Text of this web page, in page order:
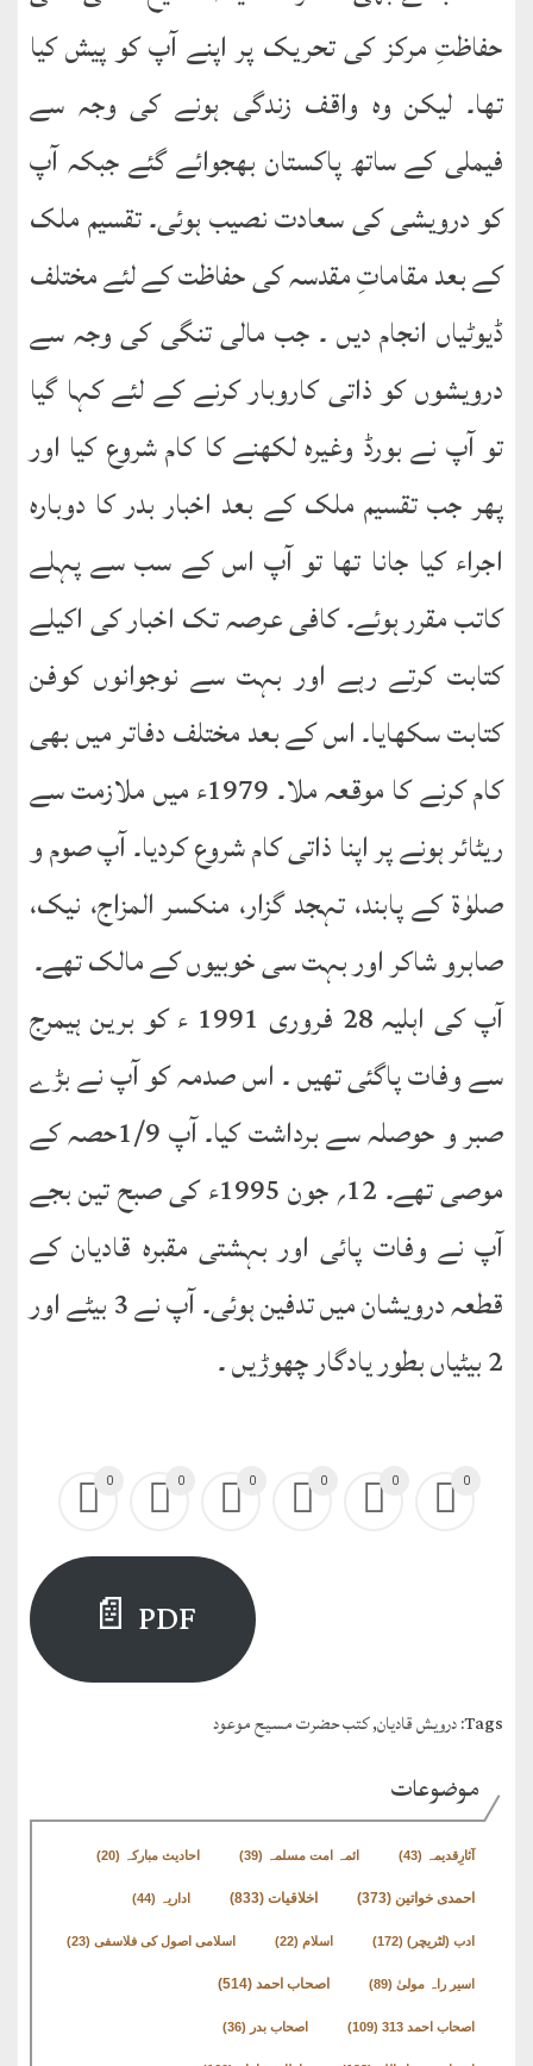
حفاظتِ مرکز کی تحریک پر اپنے آپ کو پیش کیا
تھا۔ لیکن وہ واقف زندگی ہونے کی وجہ سے
فیملی کے ساتھ پاکستان بھجوائے گئے جبکہ آپ
کو درویشی کی سعادت نصیب ہوئی۔ تقسیم ملک
کے بعد مقاماتِ مقدسہ کی حفاظت کے لئے مختلف
ڈیوٹیاں انجام دیں ۔ جب مالی تنگی کی وجہ سے
درویشوں کو ذاتی کاروبار کرنے کے لئے کہا گیا
تو آپ نے بورڈ وغیرہ لکھنے کا کام شروع کیا اور
پھر جب تقسیم ملک کے بعد اخبار بدر کا دوبارہ
اجراء کیا جانا تھا تو آپ اس کے سب سے پہلے
کاتب مقرر ہوئے۔ کافی عرصہ تک اخبار کی اکیلے
کتابت کرتے رہے اور بہت سے نوجوانوں کوفن
کتابت سکھایا۔ اس کے بعد مختلف دفاتر میں بھی
کام کرنے کا موقعہ ملا۔ 1979ء میں ملازمت سے
ریٹائر ہونے پر اپنا ذاتی کام شروع کردیا۔ آپ صوم و
صلوٰۃ کے پابند، تہجد گزار، منکسر المزاج، نیک،
صابرو شاکر اور بہت سی خوبیوں کے مالک تھے۔
آپ کی اہلیہ 28 فروری 1991 ء کو برین ہیمرج
سے وفات پاگئی تھیں ۔ اس صدمہ کو آپ نے بڑے
صبر و حوصلہ سے برداشت کیا۔ آپ 1/9حصہ کے
موصی تھے۔ 12؍ جون 1995ء کی صبح تین بجے
آپ نے وفات پائی اور بہشتی مقبرہ قادیان کے
قطعہ درویشان میں تدفین ہوئی۔ آپ نے 3 بیٹے اور
2 بیٹیاں بطور یادگار چھوڑیں ۔
0 0 0 0 0 0
PDF 📄
Tags: درویش قادیان,کتب حضرت مسیح موعود
موضوعات
آثارِقدیمہ (43) ائمہ امت مسلمہ (39) احادیث مبارکہ (20)
احمدی خواتین (373) اخلاقیات (833) اداریہ (44)
ادب (لٹریچر) (172) اسلام (22) اسلامی اصول کی فلاسفی (23)
اسیر راہ مولیٰ (89) اصحاب احمد (514)
اصحاب احمد 313 (109) اصحاب بدر (36)